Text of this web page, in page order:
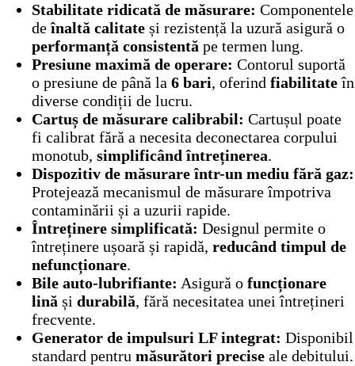
Stabilitate ridicată de măsurare: Componentele
deînaltă calitate și rezistență la uzură asigură o
performanță consistentă pe termen lung.
Presiune maximă de operare: Contorul suportă
o presiune de până la 6 bari, oferind fiabilitateîn
diverse condiții de lucru.
Cartuș de măsurare calibrabil: Cartușul poate
fi calibrat fără a necesita deconectarea corpului
monotub, simplificând întreținerea.
Dispozitiv de măsurare într-un mediu fără gaz:
Protejează mecanismul de măsurare împotriva
contaminării și a uzurii rapide.
Întreținere simplificată: Designul permite o
întreținere ușoară și rapidă, reducând timpul de
nefuncționare.
Bile auto-lubrifiante: Asigură o funcționare
lină și durabilă, fără necesitatea unei întrețineri
frecvente.
Generator de impulsuri LF integrat: Disponibil
standard pentru măsurători precise ale debitului.